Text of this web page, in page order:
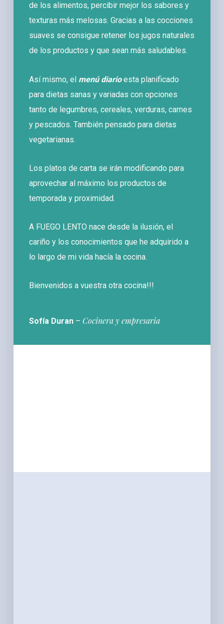
de los alimentos, percibir mejor los sabores y
texturas más melosas. Gracias a las cocciones
suaves se consigue retener los jugos naturales
de los productos y que sean más saludables.
Así mismo, el menú diarioesta planificado
para dietas sanas y variadas con opciones
tanto de legumbres, cereales, verduras, carnes
y pescados. También pensado para dietas
vegetarianas.
Los platos de carta se irán modificando para
aprovechar al máximo los productos de
temporada y proximidad.
A FUEGO LENTO nace desde la ilusión, el
cariño y los conocimientos que he adquirido a
lo largo de mi vida hacía la cocina.
Bienvenidos a vuestra otra cocina!!!
Sofía Duran –Cocinera y empresaria